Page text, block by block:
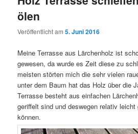
ölen
Veröffentlicht am5. Juni 2016
Meine Terrasse aus Lärchenholz ist
gewesen, da wurde es Zeit diese zu
meisten störten mich die sehr vielen
unter dem Baum hat das Holz über die
Terrasse besteht aus einfachen
geriffelt sind und deswegen relativ leicht
können.